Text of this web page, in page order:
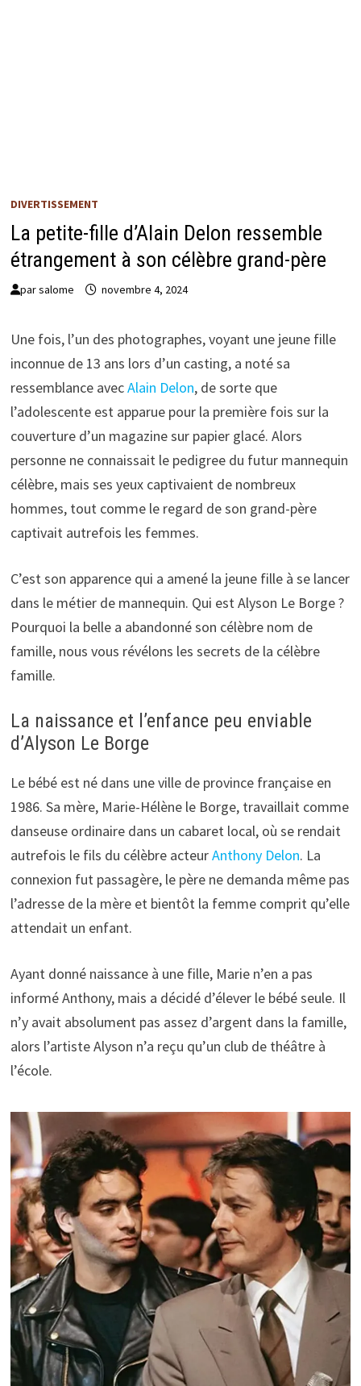
DIVERTISSEMENT
La petite-fille d’Alain Delon ressemble
étrangement à son célèbre grand-père
parsalome novembre 4, 2024
Une fois, l’un des photographes, voyant une jeune fille
inconnue de 13 ans lors d’un casting, a noté sa
ressemblance avecAlain Delon, de sorte que
l’adolescente est apparue pour la première fois sur la
couverture d’un magazine sur papier glacé. Alors
personne ne connaissait le pedigree du futur mannequin
célèbre, mais ses yeux captivaient de nombreux
hommes, tout comme le regard de son grand-père
captivait autrefois les femmes.
C’est son apparence qui a amené la jeune fille à se lancer
dans le métier de mannequin. Qui est Alyson Le Borge ?
Pourquoi la belle a abandonné son célèbre nom de
famille, nous vous révélons les secrets de la célèbre
famille.
La naissance et l’enfance peu enviable
d’Alyson Le Borge
Le bébé est né dans une ville de province française en
1986. Sa mère, Marie-Hélène le Borge, travaillait comme
danseuse ordinaire dans un cabaret local, où se rendait
autrefois le fils du célèbre acteurAnthony Delon. La
connexion fut passagère, le père ne demanda même pas
l’adresse de la mère et bientôt la femme comprit qu’elle
attendait un enfant.
Ayant donné naissance à une fille, Marie n’en a pas
informé Anthony, mais a décidé d’élever le bébé seule. Il
n’y avait absolument pas assez d’argent dans la famille,
alors l’artiste Alyson n’a reçu qu’un club de théâtre à
l’école.